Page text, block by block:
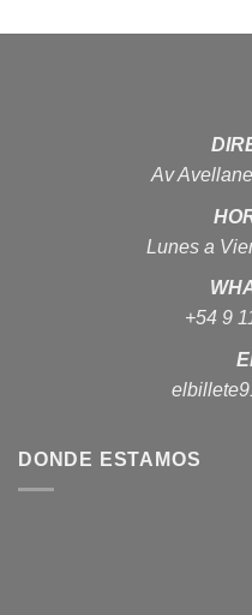
Av
Lunes a
+54 9
DONDE ESTAMOS